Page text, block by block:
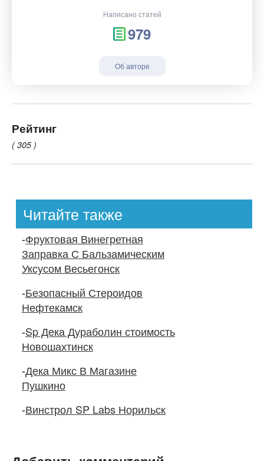
Написано статей
979
Об авторе
Рейтинг
( 305 )
Читайте также
-Фруктовая Винегретная
Заправка С Бальзамическим
Уксусом Весьегонск
-Безопасный Стероидов
Нефтекамск
-Sp Дека Дураболин стоимость
Новошахтинск
-Дека Микс В Магазине
Пушкино
-Винстрол SP Labs Норильск